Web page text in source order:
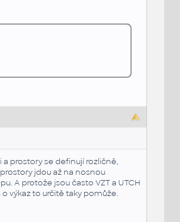
prostory se definují rozličně,
jdou až na nosnou
A protože jsou často VZT a UTCH
výkaz to určitě taky pomůže.